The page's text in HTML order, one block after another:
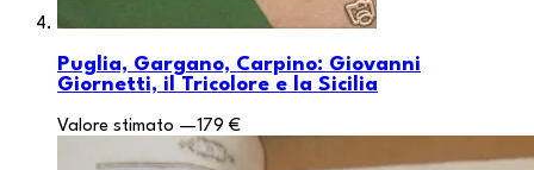
Puglia, Gargano, Carpino: Giovanni
Giornetti, il Tricolore e la Sicilia
Valore stimato —179 €